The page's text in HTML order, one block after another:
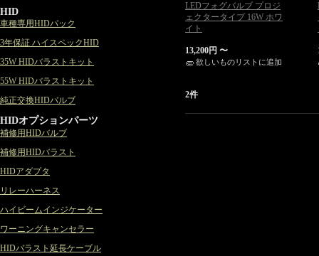
LEDフォグバルブ プロジ
ェクタータイプ 16W ホワ
イト
13,200円 〜
欲しいものリストに追加
2件
HID
車種専用HIDパック
3年保証 ハイスペックHID
35W HIDバラストキット
55W HIDバラストキット
純正交換HIDバルブ
HIDオプションパーツ
補修用HIDバルブ
補修用HIDバラスト
HIDアダプタ
リレーハーネス
ハイビームインジケーター
ワーニングキャンセラー
HIDバラスト延長ケーブル